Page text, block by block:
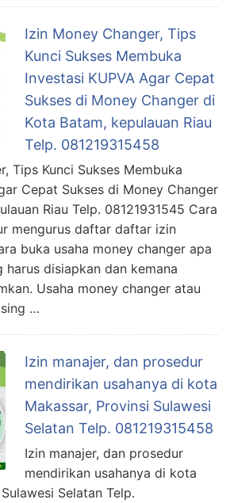
Izin Money Changer, Tips
Kunci Sukses Membuka
Investasi KUPVA Agar Cepat
Sukses di Money Changer di
Kota Batam, kepulauan Riau
Telp. 081219315458
Tips Kunci Sukses Membuka
Cepat Sukses di Money Changer
Riau Telp. 08121931545 Cara
mengurus daftar daftar izin
buka usaha money changer apa
harus disiapkan dan kemana
Usaha money changer atau
…
Izin manajer, dan prosedur
mendirikan usahanya di kota
Makassar, Provinsi Sulawesi
Selatan Telp. 081219315458
Izin manajer, dan prosedur
mendirikan usahanya di kota
Selatan Telp.